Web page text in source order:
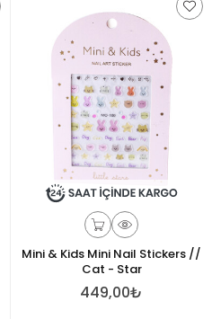
Mini & Kids Mini Nail Stickers //
Cat - Star
449,00₺